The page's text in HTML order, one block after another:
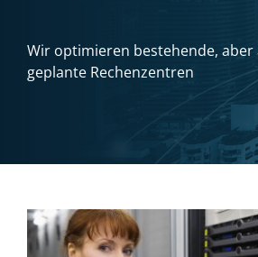
Wir optimieren bestehende, aber
geplante Rechenzentren